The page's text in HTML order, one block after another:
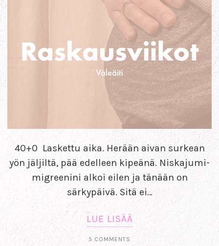
40+0 Laskettu aika. Herään aivan surkean
yön jäljiltä, pää edelleen kipeänä. Niskajumi-
migreenini alkoi eilen ja tänään on
särkypäivä. Sitä ei…
LUE LISÄÄ
5 COMMENTS